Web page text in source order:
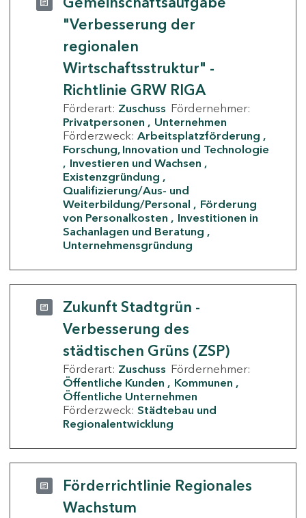
"Verbesserung der
regionalen
Wirtschaftsstruktur" -
Richtlinie GRW RIGA
Förderart: Zuschuss Fördernehmer:
Privatpersonen
Unternehmen
Förderzweck: Arbeitsplatzförderung
Forschung, Innovation und Technologie
Investieren und Wachsen
Existenzgründung
Qualifizierung/Aus- und
Weiterbildung/Personal
Förderung
von Personalkosten
Investitionen in
Sachanlagen und Beratung
Unternehmensgründung
Zukunft Stadtgrün -
Verbesserung des
städtischen Grüns (ZSP)
Förderart: Zuschuss Fördernehmer:
Öffentliche Kunden
Kommunen
Öffentliche Unternehmen
Förderzweck: Städtebau und
Regionalentwicklung
Förderrichtlinie Regionales
Wachstum